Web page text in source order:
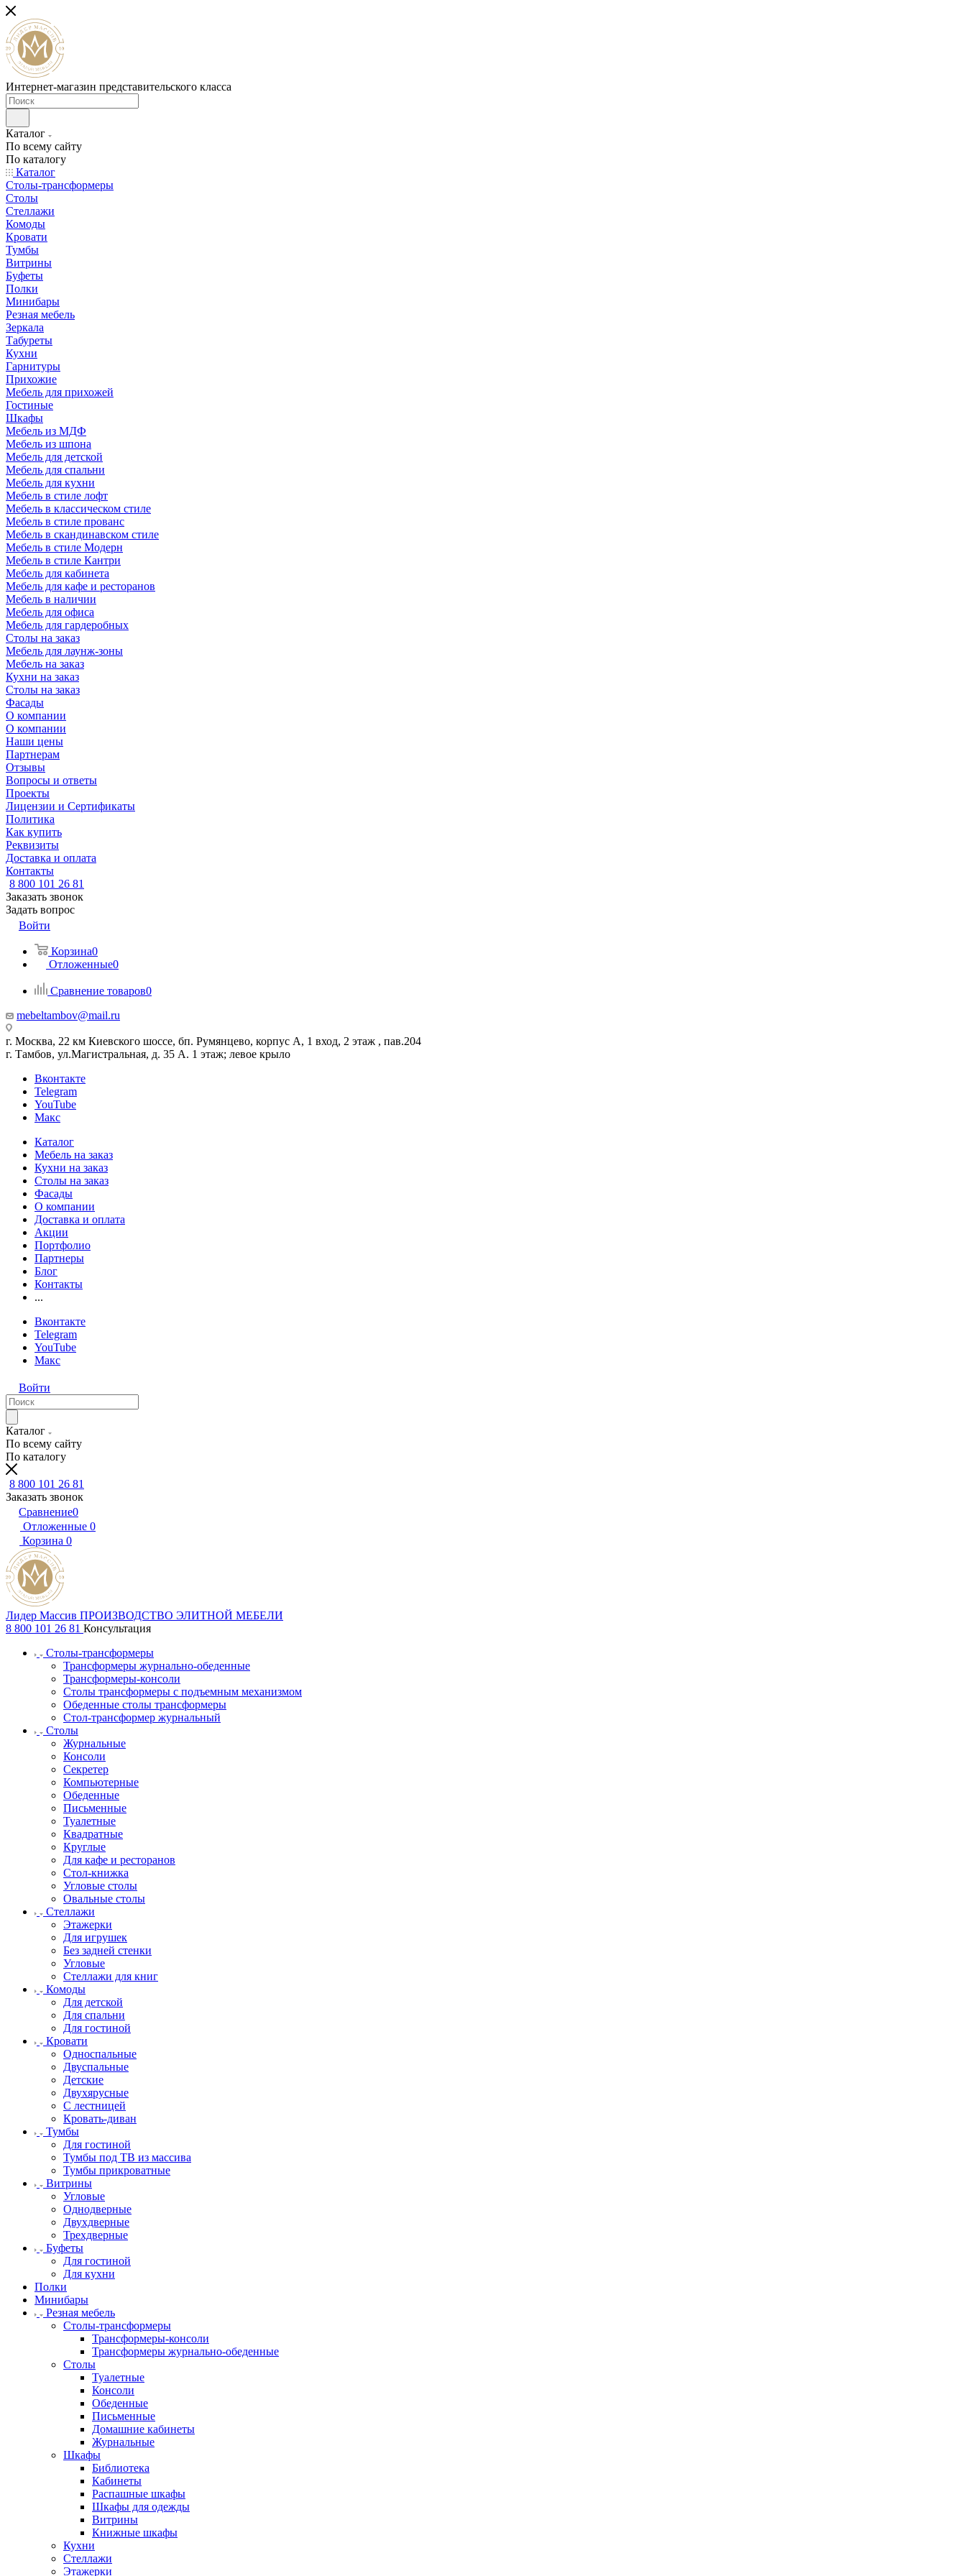
Интернет-магазин представительского класса
Каталог
По всему сайту
По каталогу
Каталог
Столы-трансформеры
Столы
Стеллажи
Комоды
Кровати
Тумбы
Витрины
Буфеты
Полки
Минибары
Резная мебель
Зеркала
Табуреты
Кухни
Гарнитуры
Прихожие
Мебель для прихожей
Гостиные
Шкафы
Мебель из МДФ
Мебель из шпона
Мебель для детской
Мебель для спальни
Мебель для кухни
Мебель в стиле лофт
Мебель в классическом стиле
Мебель в стиле прованс
Мебель в скандинавском стиле
Мебель в стиле Модерн
Мебель в стиле Кантри
Мебель для кабинета
Мебель для кафе и ресторанов
Мебель в наличии
Мебель для офиса
Мебель для гардеробных
Столы на заказ
Мебель для лаунж-зоны
Мебель на заказ
Кухни на заказ
Столы на заказ
Фасады
О компании
О компании
Наши цены
Партнерам
Отзывы
Вопросы и ответы
Проекты
Лицензии и Сертификаты
Политика
Как купить
Реквизиты
Доставка и оплата
Контакты
8 800 101 26 81
Заказать звонок
Задать вопрос
Войти
Корзина0
Отложенные0
Сравнение товаров0
mebeltambov@mail.ru
г. Москва, 22 км Киевского шоссе, бп. Румянцево, корпус А, 1 вход, 2 этаж , пав.204
г. Тамбов, ул.Магистральная, д. 35 А. 1 этаж; левое крыло
Вконтакте
Telegram
YouTube
Макс
Каталог
Мебель на заказ
Кухни на заказ
Столы на заказ
Фасады
О компании
Доставка и оплата
Акции
Портфолио
Партнеры
Блог
Контакты
...
Вконтакте
Telegram
YouTube
Макс
Войти
Каталог
По всему сайту
По каталогу
8 800 101 26 81
Заказать звонок
Сравнение0
Отложенные 0
Корзина 0
Лидер Массив ПРОИЗВОДСТВО ЭЛИТНОЙ МЕБЕЛИ
8 800 101 26 81 Консультация
Столы-трансформеры
Трансформеры журнально-обеденные
Трансформеры-консоли
Столы трансформеры с подъемным механизмом
Обеденные столы трансформеры
Стол-трансформер журнальный
Столы
Журнальные
Консоли
Секретер
Компьютерные
Обеденные
Письменные
Туалетные
Квадратные
Круглые
Для кафе и ресторанов
Стол-книжка
Угловые столы
Овальные столы
Стеллажи
Этажерки
Для игрушек
Без задней стенки
Угловые
Стеллажи для книг
Комоды
Для детской
Для спальни
Для гостиной
Кровати
Односпальные
Двуспальные
Детские
Двухярусные
С лестницей
Кровать-диван
Тумбы
Для гостиной
Тумбы под ТВ из массива
Тумбы прикроватные
Витрины
Угловые
Однодверные
Двухдверные
Трехдверные
Буфеты
Для гостиной
Для кухни
Полки
Минибары
Резная мебель
Столы-трансформеры
Трансформеры-консоли
Трансформеры журнально-обеденные
Столы
Туалетные
Консоли
Обеденные
Письменные
Домашние кабинеты
Журнальные
Шкафы
Библиотека
Кабинеты
Распашные шкафы
Шкафы для одежды
Витрины
Книжные шкафы
Кухни
Стеллажи
Этажерки